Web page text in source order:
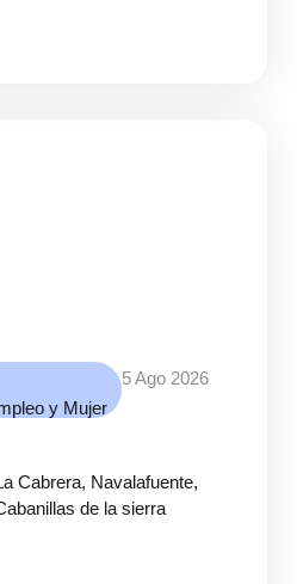
y Mujer
5 Ago 2026
Cabrera, Navalafuente,
de la sierra